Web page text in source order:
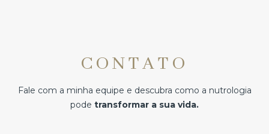
CONTATO
Fale com a minha equipe e descubra como a nutrologia
pode transformar a sua vida.